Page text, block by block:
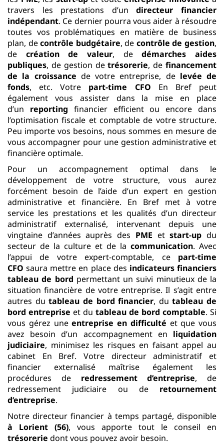
travers les prestations d’undirecteur financier
indépendant. Ce dernier pourra vous aider à résoudre
toutes vos problématiques en matière de business
plan, decontrôle budgétaire, de contrôle de gestion,
de création de valeur, dedémarches aides
publiques, de gestion detrésorerie, definancement
de la croissance de votre entreprise, de levée de
fonds, etc. Votre part-time CFO En Bref peut
également vous assister dans la mise en place
d’un reporting financier efficient ou encore dans
l’optimisation fiscale et comptable de votre structure.
Peu importe vos besoins, nous sommes en mesure de
vous accompagner pour une gestion administrative et
financière optimale.
Pour un accompagnement optimal dans le
développement de votre structure, vous aurez
forcément besoin de l’aide d’un expert en gestion
administrative et financière. En Bref met à votre
service les prestations et les qualités d’un directeur
administratif externalisé, intervenant depuis une
vingtaine d’années auprès des PME etstart-up du
secteur de la culture et de la communication. Avec
l’appui de votre expert-comptable, ce part-time
CFO saura mettre en place des indicateurs financiers
tableau de bord permettant un suivi minutieux de la
situation financière de votre entreprise. Il s’agit entre
autres dutableau de bord financier, dutableau de
bord entreprise et du tableau de bord comptable. Si
vous gérez uneentreprise en difficulté et que vous
avez besoin d’un accompagnement en liquidation
judiciaire, minimisez les risques en faisant appel au
cabinet En Bref. Votre directeur administratif et
financier externalisé maîtrise également les
procédures de redressement d’entreprise, de
redressement judiciaire ou de retournement
d’entreprise.
Notre directeur financier à temps partagé, disponible
à Lorient (56), vous apporte tout le conseil en
trésorerie dont vous pouvez avoir besoin.